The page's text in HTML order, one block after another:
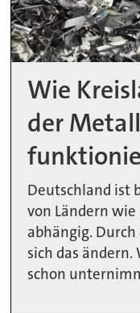
Wie
der
Deutschland ist
von Ländern wie
abhängig.
sich das
schon